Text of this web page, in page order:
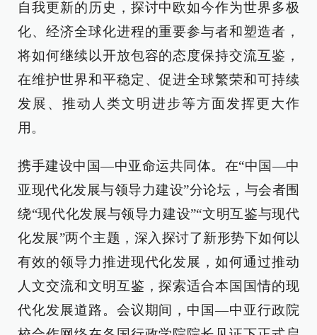
自我更新的历史，探讨中欧如今作为世界多极
化、经济全球化进程的重要参与者和塑造者，
将如何继续以开放包容的态度保持交流互鉴，
在维护世界和平稳定、促进全球繁荣和可持续
发展、推动人类文明进步等方面发挥更大作
用。
携手建设中国—中亚命运共同体。在“中国—中
亚现代化发展与领导力建设”分论坛，与会者围
绕“现代化发展与领导力建设”“文明互鉴与现代
化发展”两个主题，深入探讨了新形势下如何以
有效的领导力推进现代化发展，如何通过推动
人文交流和文明互鉴，探索适合本国国情的现
代化发展道路。会议期间，中国—中亚行政院